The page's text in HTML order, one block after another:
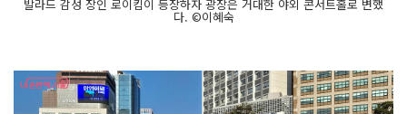
발라드 감성 장인 로이킴이 등장하자 광장은 거대한 야외 콘서트홀로 변했
다. ©이혜숙